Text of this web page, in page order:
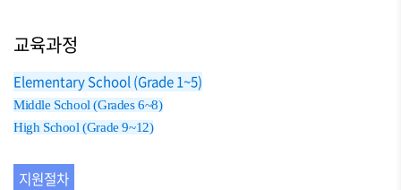
교육과정
Elementary School (Grade 1~5)
Middle School (Grades 6~8)
High School (Grade 9~12)
지원절차